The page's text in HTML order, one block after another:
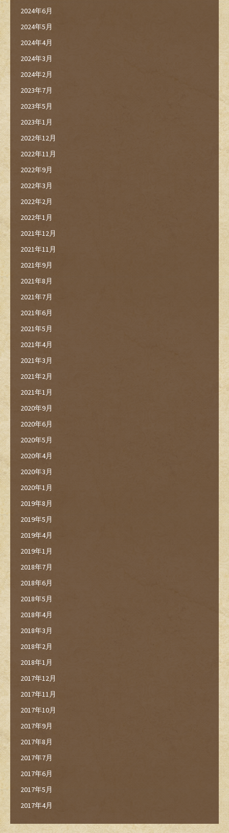
2024年6月
2024年5月
2024年4月
2024年3月
2024年2月
2023年7月
2023年5月
2023年1月
2022年12月
2022年11月
2022年9月
2022年3月
2022年2月
2022年1月
2021年12月
2021年11月
2021年9月
2021年8月
2021年7月
2021年6月
2021年5月
2021年4月
2021年3月
2021年2月
2021年1月
2020年9月
2020年6月
2020年5月
2020年4月
2020年3月
2020年1月
2019年8月
2019年5月
2019年4月
2019年1月
2018年7月
2018年6月
2018年5月
2018年4月
2018年3月
2018年2月
2018年1月
2017年12月
2017年11月
2017年10月
2017年9月
2017年8月
2017年7月
2017年6月
2017年5月
2017年4月